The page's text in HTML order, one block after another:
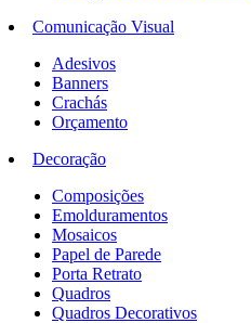
Comunicação Visual
Adesivos
Banners
Crachás
Orçamento
Decoração
Composições
Emolduramentos
Mosaicos
Papel de Parede
Porta Retrato
Quadros
Quadros Decorativos